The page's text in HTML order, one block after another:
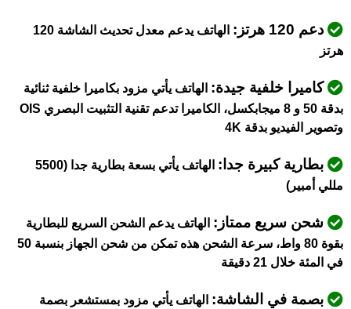
دعم 120 هرتز:
الهاتف يدعم معدل تحديث الشاشة 120
هرتز
كاميرا خلفية جيدة: الهاتف يأتي مزود بكاميرا خلفية ثنائية
بدقة 50 و 8 ميجابكسل، الكاميرا تدعم تقنية التثبيت البصري OIS
وتصوير الفيديو بدقة 4K
بطارية كبيرة جدا:
الهاتف يأتي بسعة بطارية جدا (5500
مللي أمبير)
شحن سريع ممتاز: الهاتف يدعم الشحن السريع للبطارية
بقوة 80 واط، سرعة الشحن هذه تمكن من شحن الجهاز بنسبة 50
في المئة خلال 21 دقيقة
بصمة في الشاشة: الهاتف يأتي مزود بمستشعر بصمة